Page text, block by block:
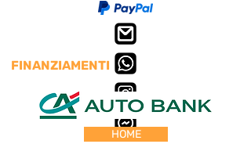
FINANZIAMENTI
HOME